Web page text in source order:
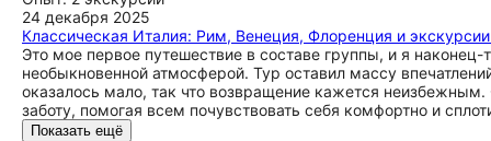
24 декабря 2025
Классическая Италия: Рим, Венеция, Флоренция и
Это мое первое путешествие в составе группы, и я
необыкновенной атмосферой. Тур оставил массу
оказалось мало, так что возвращение кажется
заботу, помогая всем почувствовать себя комфортно и
Показать ещё